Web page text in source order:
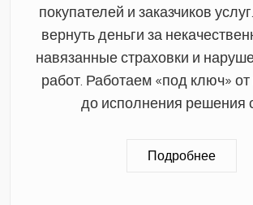
покупателей и заказчиков
вернуть деньги за
навязанные страховки и
работ. Работаем «под ключ» от
до исполнения решения
Подробнее